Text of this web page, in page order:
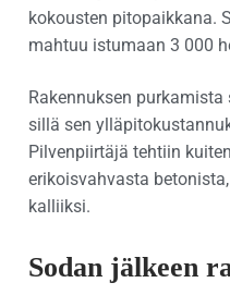
kokousten pitopaikkana.
mahtuu istumaan 3 000
Rakennuksen
sillä sen
Pilvenpiirtäjä tehtiin
erikoisvahvasta
kalliiksi.
Sodan jälkeen